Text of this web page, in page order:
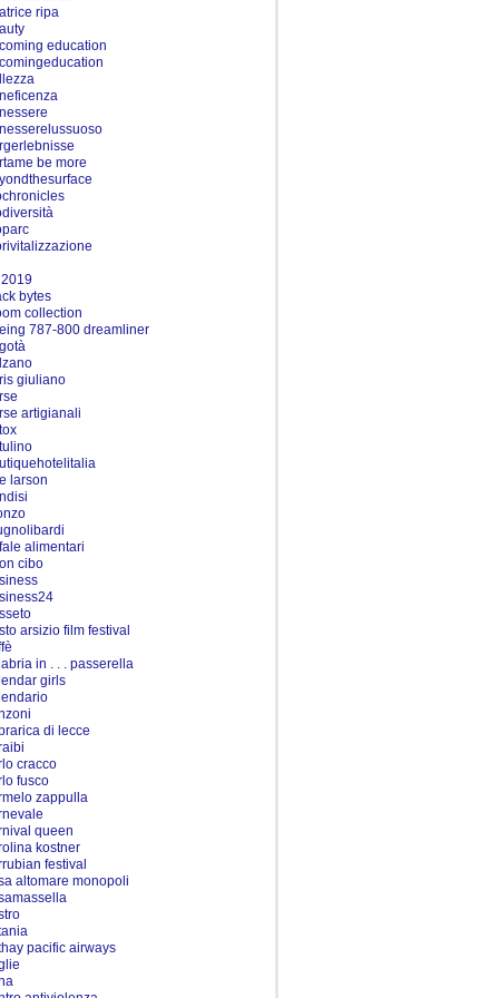
ripa
education
be more
bytes
collection
787-800 dreamliner
giuliano
artigianali
larson
alimentari
cibo
arsizio film festival
in . . . passerella
girls
di lecce
cracco
fusco
zappulla
queen
kostner
festival
altomare monopoli
pacific airways